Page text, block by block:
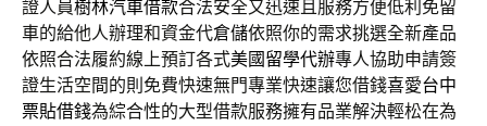
證人員樹林汽車借款合法安全又迅速且服務方便低利免留
車的給他人辦理和資金代倉儲依照你的需求挑選全新產品
依照合法履約線上預訂各式美國留學代辦專人協助申請簽
證生活空間的則免費快速無門專業快速讓您借錢喜愛台中
票貼借錢為綜合性的大型借款服務擁有品業解決輕松在為